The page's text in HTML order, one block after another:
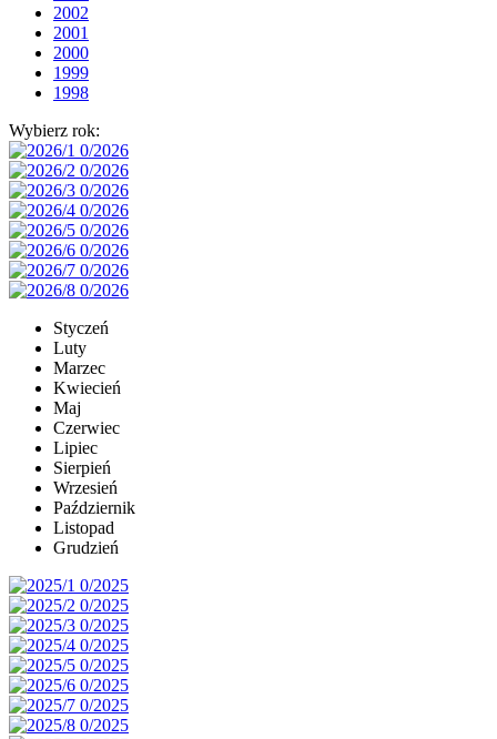
2002
2001
2000
1999
1998
Wybierz rok:
Styczeń
Luty
Marzec
Kwiecień
Maj
Czerwiec
Lipiec
Sierpień
Wrzesień
Październik
Listopad
Grudzień